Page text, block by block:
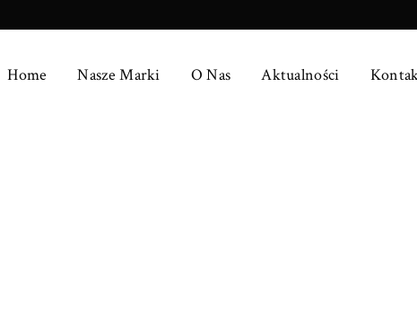
Home Nasze Marki O Nas Aktualności